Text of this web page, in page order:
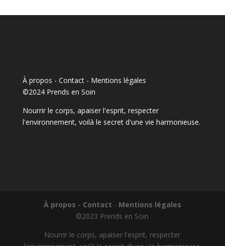
À propos - Contact- Mentions légales
©2024 Prends en Soin
Nourrir le corps, apaiser l'esprit, respecter
l'environnement, voilà le secret d'une vie harmonieuse.
À propos - Contact - Mentions légales
©2023 Prends en Soin
Nourrir le corps, apaiser l'esprit, respecter